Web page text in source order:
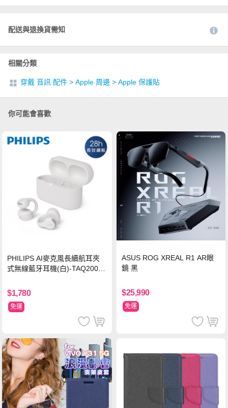
配送與退換貨需知
相關分類
穿戴 音訊 配件 > Apple 周邊 > Apple 保護貼
你可能會喜歡
PHILIPS AI麥克風長續航耳夾
式無線藍牙耳機(白)-TAQ2000
$1,780
免運
ASUS ROG XREAL R1 AR眼
鏡 黑
$25,990
免運